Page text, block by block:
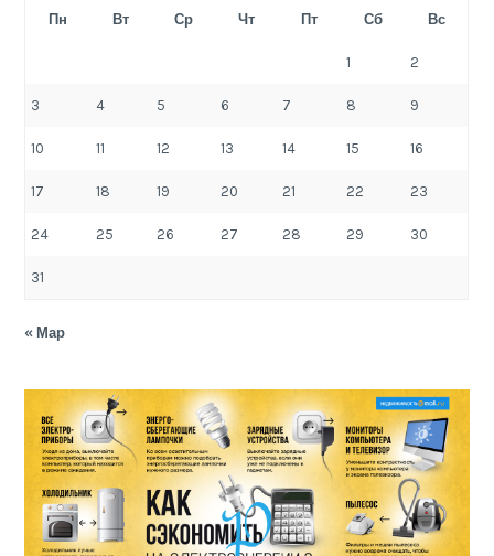
Пн Вт Ср Чт Пт Сб Вс
1 2
3 4 5 6 7 8 9
10 11 12 13 14 15 16
17 18 19 20 21 22 23
24 25 26 27 28 29 30
31
« Мар